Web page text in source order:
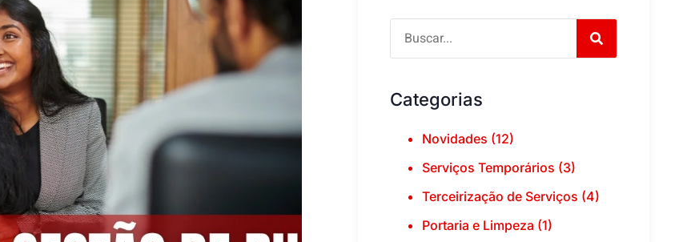
Categorias
Novidades (12)
Serviços Temporários (3)
Terceirização de Serviços (4)
Portaria e Limpeza (1)